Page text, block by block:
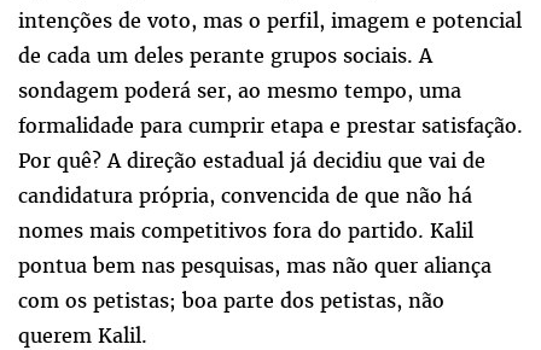
intenções de voto, mas o perfil, imagem e potencial
de cada um deles perante grupos sociais. A
sondagem poderá ser, ao mesmo tempo, uma
formalidade para cumprir etapa e prestar satisfação.
Por quê? A direção estadual já decidiu que vai de
candidatura própria, convencida de que não há
nomes mais competitivos fora do partido. Kalil
pontua bem nas pesquisas, mas não quer aliança
com os petistas; boa parte dos petistas, não
querem Kalil.